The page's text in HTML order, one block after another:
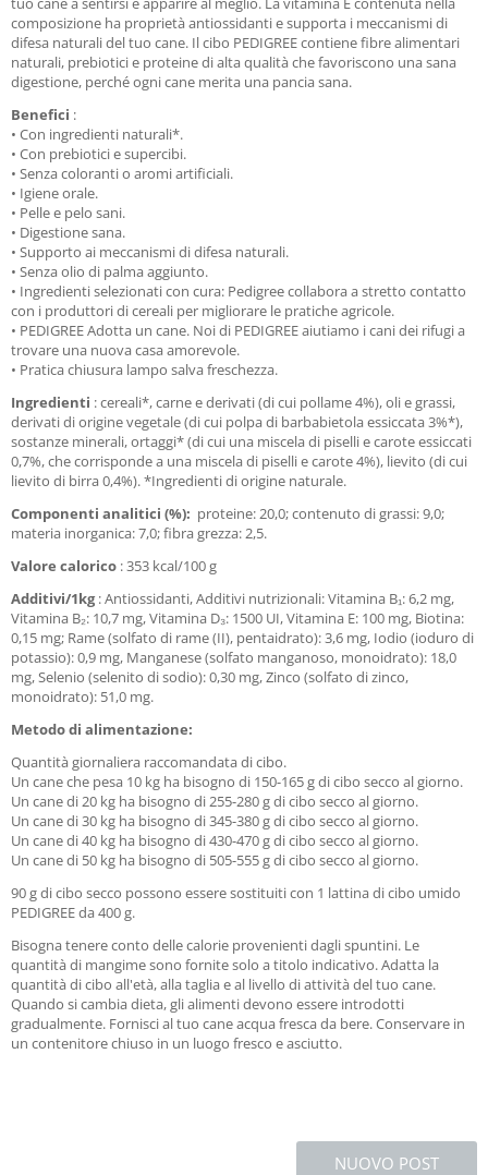
composizione ha proprietà antiossidanti e supporta i meccanismi di
difesa naturali del tuo cane. Il cibo PEDIGREE contiene fibre alimentari
naturali, prebiotici e proteine ​​di alta qualità che favoriscono una sana
digestione, perché ogni cane merita una pancia sana.
Benefici :
• Con ingredienti naturali*.
• Con prebiotici e supercibi.
• Senza coloranti o aromi artificiali.
• Igiene orale.
• Pelle e pelo sani.
• Digestione sana.
• Supporto ai meccanismi di difesa naturali.
• Senza olio di palma aggiunto.
• Ingredienti selezionati con cura: Pedigree collabora a stretto contatto
con i produttori di cereali per migliorare le pratiche agricole.
• PEDIGREE Adotta un cane. Noi di PEDIGREE aiutiamo i cani dei rifugi a
trovare una nuova casa amorevole.
• Pratica chiusura lampo salva freschezza.
Ingredienti : cereali*, carne e derivati ​​(di cui pollame 4%), oli e grassi,
derivati ​​di origine vegetale (di cui polpa di barbabietola essiccata 3%*),
sostanze minerali, ortaggi* (di cui una miscela di piselli e carote essiccati
0,7%, che corrisponde a una miscela di piselli e carote 4%), lievito (di cui
lievito di birra 0,4%). *Ingredienti di origine naturale.
Componenti analitici (%): proteine: 20,0; contenuto di grassi: 9,0;
materia inorganica: 7,0; fibra grezza: 2,5.
Valore calorico : 353 kcal/100 g
Additivi/1kg : Antiossidanti, Additivi nutrizionali: Vitamina B₁: 6,2 mg,
Vitamina B₂: 10,7 mg, Vitamina D₃: 1500 UI, Vitamina E: 100 mg, Biotina:
0,15 mg; Rame (solfato di rame (II), pentaidrato): 3,6 mg, Iodio (ioduro di
potassio): 0,9 mg, Manganese (solfato manganoso, monoidrato): 18,0
mg, Selenio (selenito di sodio): 0,30 mg, Zinco (solfato di zinco,
monoidrato): 51,0 mg.
Metodo di alimentazione:
Quantità giornaliera raccomandata di cibo.
Un cane che pesa 10 kg ha bisogno di 150-165 g di cibo secco al giorno.
Un cane di 20 kg ha bisogno di 255-280 g di cibo secco al giorno.
Un cane di 30 kg ha bisogno di 345-380 g di cibo secco al giorno.
Un cane di 40 kg ha bisogno di 430-470 g di cibo secco al giorno.
Un cane di 50 kg ha bisogno di 505-555 g di cibo secco al giorno.
90 g di cibo secco possono essere sostituiti con 1 lattina di cibo umido
PEDIGREE da 400 g.
Bisogna tenere conto delle calorie provenienti dagli spuntini. Le
quantità di mangime sono fornite solo a titolo indicativo. Adatta la
quantità di cibo all'età, alla taglia e al livello di attività del tuo cane.
Quando si cambia dieta, gli alimenti devono essere introdotti
gradualmente. Fornisci al tuo cane acqua fresca da bere. Conservare in
un contenitore chiuso in un luogo fresco e asciutto.
NUOVO POST